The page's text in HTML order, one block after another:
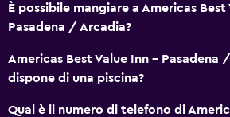
Intera unità accessibile ai disabili
Lavanderia
Lavanderia
Ferro e asse da stiro
È possibile mangiare a Americas Best
Pasadena / Arcadia?
Americas Best Value Inn - Pasadena
dispone di una piscina?
Qual è il numero di telefono di